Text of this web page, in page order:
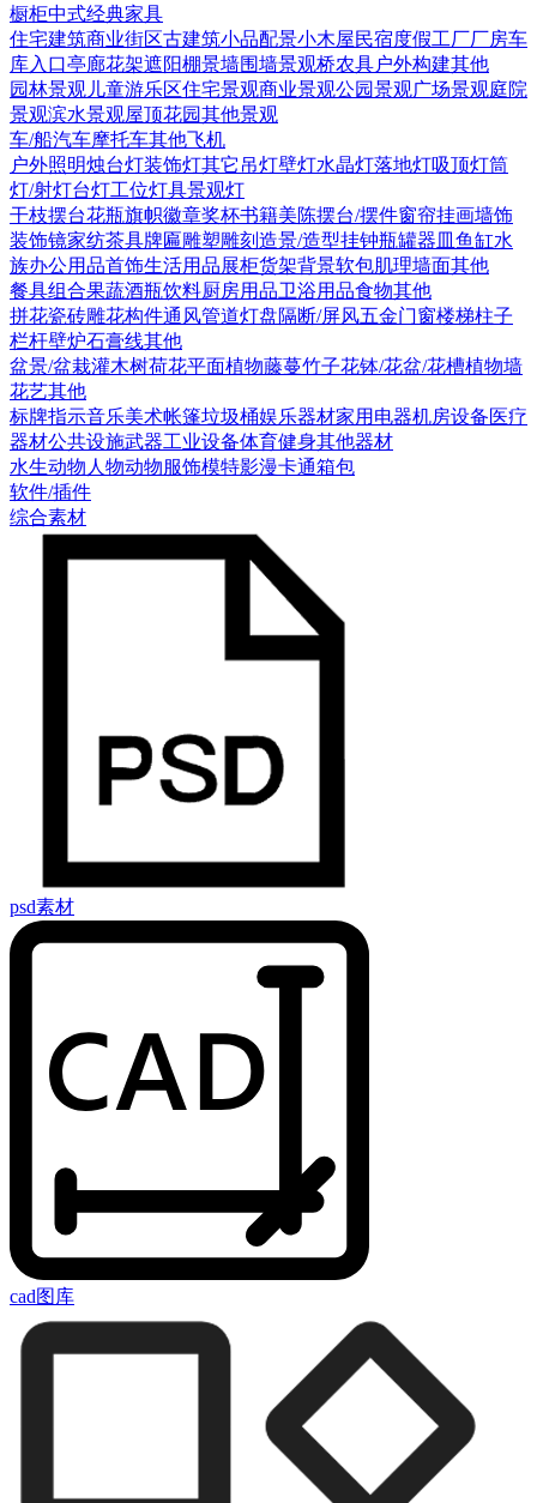
橱柜中式经典家具
住宅建筑商业街区古建筑小品配景小木屋民宿度假工厂厂房车
库入口亭廊花架遮阳棚景墙围墙景观桥农具户外构建其他
园林景观 儿童游乐区住宅景观商业景观公园景观广场景观庭院
景观滨水景观屋顶花园其他景观
车/船汽车摩托车其他飞机
户外照明烛台灯装饰灯其它 吊灯壁灯水晶灯落地灯吸顶灯筒
灯/射灯台灯工位灯具景观灯
干枝摆台花瓶旗帜徽章奖杯书籍美陈摆台/摆件窗帘挂画墙饰
装饰镜家纺茶具牌匾雕塑雕刻 造景/造型挂钟瓶罐器皿 鱼缸水
族办公用品首饰生活用品展柜货架背景软包肌理墙面其他
餐具组合果蔬酒瓶饮料厨房用品卫浴用品食物其他
拼花瓷砖雕花构件通风管道灯盘隔断/屏风五金门窗楼梯柱子
栏杆壁炉石膏线其他
盆景/盆栽灌木树荷花平面植物藤蔓竹子花钵/花盆/花槽植物墙
花艺其他
标牌指示音乐美术帐篷垃圾桶娱乐器材家用电器机房设备医疗
器材公共设施武器工业设备体育健身其他器材
水生动物 人物动物服饰模特影漫卡通箱包
软件/插件
综合素材
psd素材
cad图库